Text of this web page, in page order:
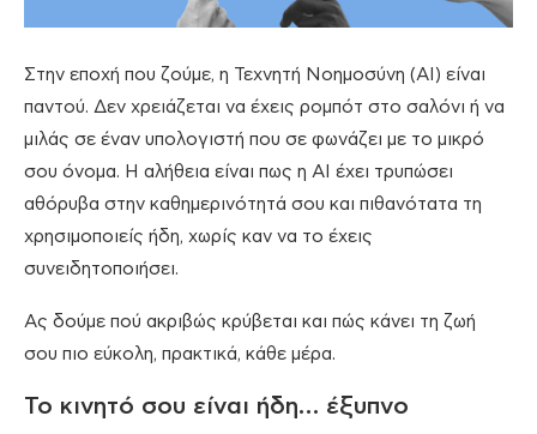
Στην εποχή που ζούμε, η Τεχνητή Νοημοσύνη (AI) είναι
παντού. Δεν χρειάζεται να έχεις ρομπότ στο σαλόνι ή να
μιλάς σε έναν υπολογιστή που σε φωνάζει με το μικρό
σου όνομα. Η αλήθεια είναι πως η AI έχει τρυπώσει
αθόρυβα στην καθημερινότητά σου και πιθανότατα τη
χρησιμοποιείς ήδη, χωρίς καν να το έχεις
συνειδητοποιήσει.
Ας δούμε πού ακριβώς κρύβεται και πώς κάνει τη ζωή
σου πιο εύκολη, πρακτικά, κάθε μέρα.
Το κινητό σου είναι ήδη… έξυπνο